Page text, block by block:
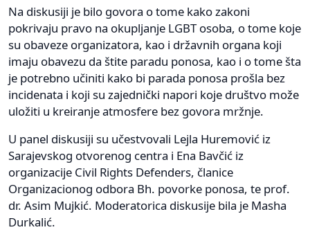
Na diskusiji je bilo govora o tome kako zakoni
pokrivaju pravo na okupljanje LGBT osoba, o tome koje
su obaveze organizatora, kao i državnih organa koji
imaju obavezu da štite paradu ponosa, kao i o tome šta
je potrebno učiniti kako bi parada ponosa prošla bez
incidenata i koji su zajednički napori koje društvo može
uložiti u kreiranje atmosfere bez govora mržnje.
U panel diskusiji su učestvovali Lejla Huremović iz
Sarajevskog otvorenog centra i Ena Bavčić iz
organizacije Civil Rights Defenders, članice
Organizacionog odbora Bh. povorke ponosa, te prof.
dr. Asim Mujkić. Moderatorica diskusije bila je Masha
Durkalić.